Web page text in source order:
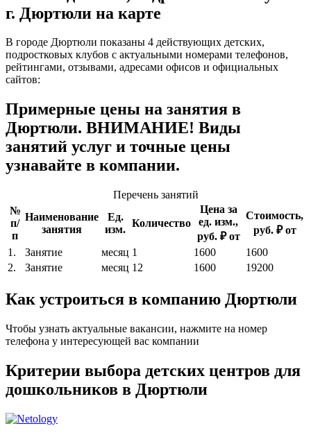
г. Дюртюли на карте
В городе Дюртюли показаны 4 действующих детских,
подростковых клубов с актуальными номерами телефонов,
рейтингами, отзывами, адресами офисов и официальных
сайтов:
Примерные цены на занятия в
Дюртюли. ВНИМАНИЕ! Виды
занятий услуг и точные цены
узнавайте в компании.
Перечень занятий
№
п/
п
Наименование
занятия
Ед.
изм.
Количество
Цена за
ед. изм.,
руб. ₽ от
Стоимость,
руб. ₽ от
1.
Занятие месяц 1 1600
1600
2.
Занятие месяц 12 1600 19200
Как устроиться в компанию Дюртюли
Чтобы узнать актуальные вакансии, нажмите на номер
телефона у интересующей вас компании
Критерии выбора детских центров для
дошкольников в Дюртюли